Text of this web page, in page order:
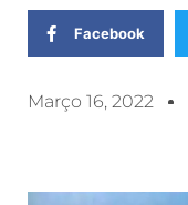
Facebook
Março 16, 2022